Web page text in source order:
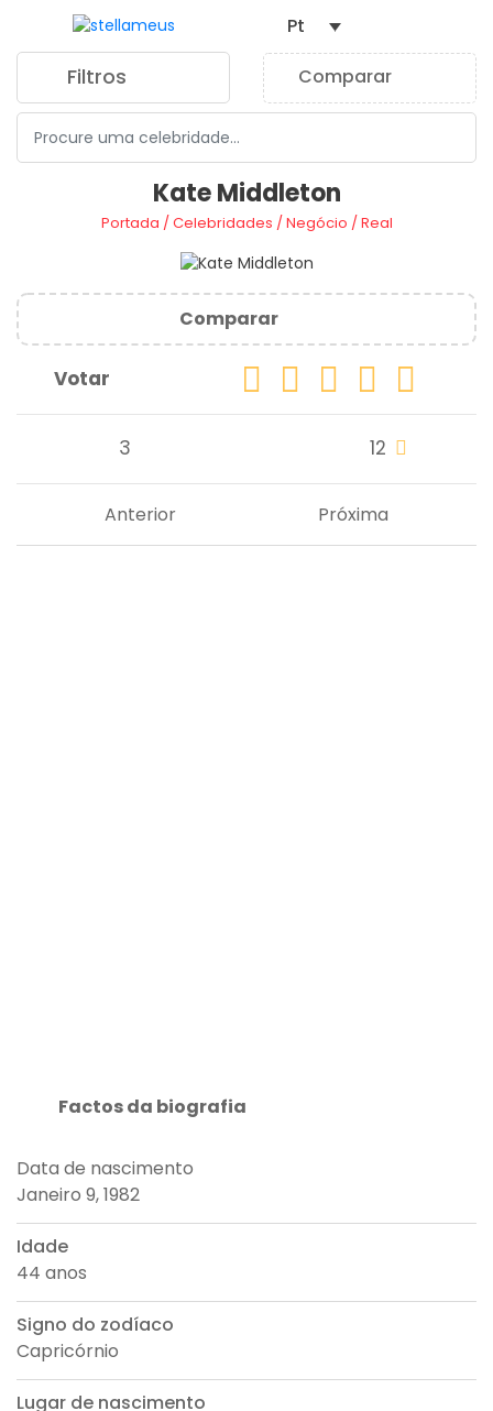
Filtros Comparar
Pt
Kate Middleton
Portada /Celebridades /Negócio /Real
Comparar
Votar
3 12
Próxima
Anterior
Factos da biografia
Data de nascimento
Janeiro 9, 1982
Idade
44 anos
Signo do zodíaco
Capricórnio
Lugar de nascimento